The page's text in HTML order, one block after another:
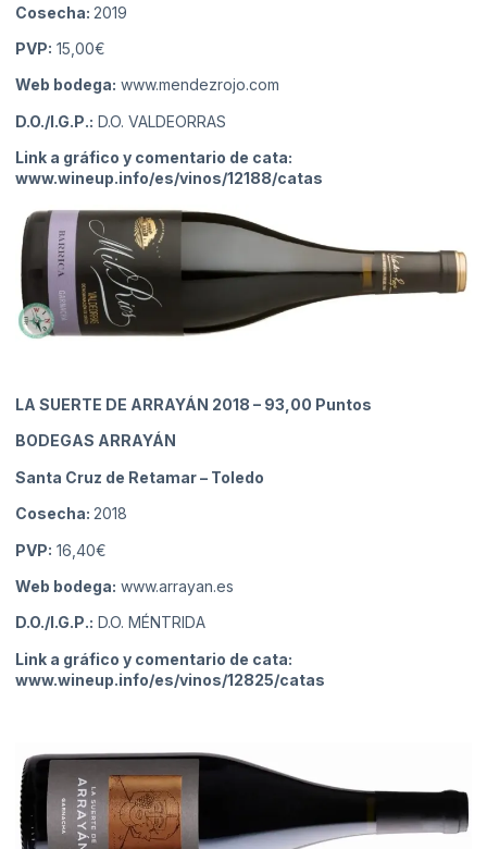
Cosecha: 2019
PVP: 15,00€
Web bodega: www.mendezrojo.com
D.O./I.G.P.: D.O. VALDEORRAS
Link a gráfico y comentario de cata:
www.wineup.info/es/vinos/12188/catas
LA SUERTE DE ARRAYÁN 2018 – 93,00 Puntos
BODEGAS ARRAYÁN
Santa Cruz de Retamar– Toledo
Cosecha: 2018
PVP: 16,40€
Web bodega: www.arrayan.es
D.O./I.G.P.: D.O. MÉNTRIDA
Link a gráfico y comentario de cata:
www.wineup.info/es/vinos/12825/catas